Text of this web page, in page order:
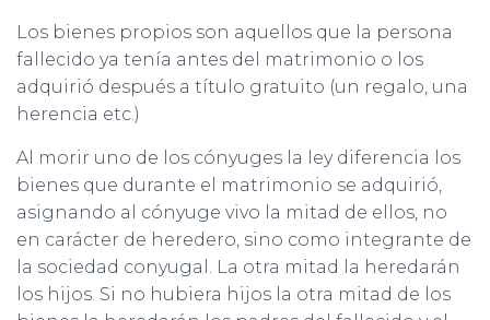
Los bienes propios son aquellos que la persona
fallecido ya tenía antes del matrimonio o los
adquirió después a título gratuito (un regalo, una
herencia etc.)
Al morir uno de los cónyuges la ley diferencia los
bienes que durante el matrimonio se adquirió,
asignando al cónyuge vivo la mitad de ellos, no
en carácter de heredero, sino como integrante de
la sociedad conyugal. La otra mitad la heredarán
los hijos. Si no hubiera hijos la otra mitad de los